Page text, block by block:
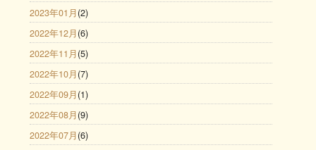
2023年01月 (2)
2022年12月 (6)
2022年11月 (5)
2022年10月 (7)
2022年09月 (1)
2022年08月 (9)
2022年07月 (6)